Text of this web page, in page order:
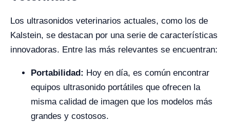
Los ultrasonidos veterinarios actuales, como los de
Kalstein, se destacan por una serie de características
innovadoras. Entre las más relevantes se encuentran:
Portabilidad: Hoy en día, es común encontrar
equipos ultrasonido portátiles que ofrecen la
misma calidad de imagen que los modelos más
grandes y costosos.